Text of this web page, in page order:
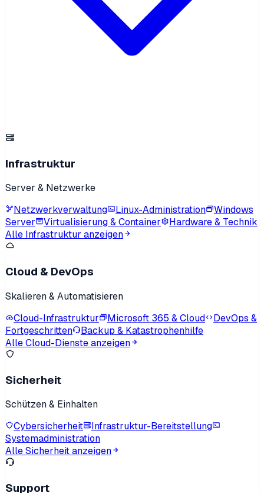
Infrastruktur
Server & Netzwerke
Netzwerkverwaltung
Linux-Administration
Windows
Server
Virtualisierung & Container
Hardware & Technik
Alle Infrastruktur anzeigen
Cloud & DevOps
Skalieren & Automatisieren
Cloud-Infrastruktur
Microsoft 365 & Cloud
DevOps &
Fortgeschritten
Backup & Katastrophenhilfe
Alle Cloud-Dienste anzeigen
Sicherheit
Schützen & Einhalten
Cybersicherheit
Infrastruktur-Bereitstellung
Systemadministration
Alle Sicherheit anzeigen
Support